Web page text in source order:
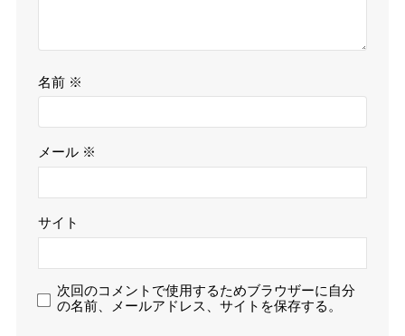
名前 ※
メール ※
サイト
次回のコメントで使用するためブラウザーに自分
の名前、メールアドレス、サイトを保存する。